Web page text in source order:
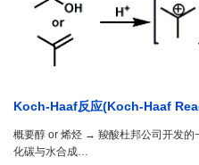
Koch-Haaf反应(Koch-Haaf
概要醇 or 烯烃 → 羧酸杜邦公司开发的
化碳与水合成…